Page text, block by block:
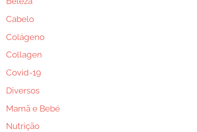
Cabelo
Colágeno
Collagen
Covid-19
Diversos
Mamã e Bebé
Nutrição